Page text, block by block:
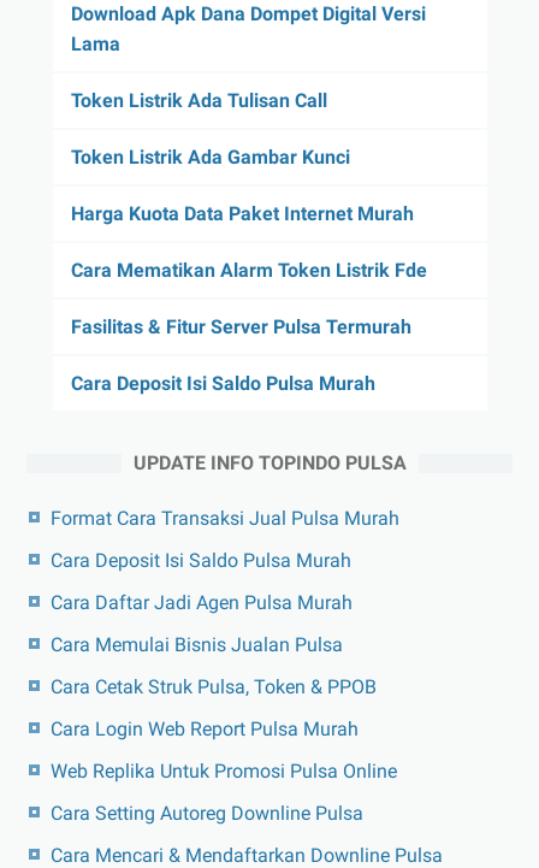
Download Apk Dana Dompet Digital Versi
Lama
Token Listrik Ada Tulisan Call
Token Listrik Ada Gambar Kunci
Harga Kuota Data Paket Internet Murah
Cara Mematikan Alarm Token Listrik Fde
Fasilitas & Fitur Server Pulsa Termurah
Cara Deposit Isi Saldo Pulsa Murah
UPDATE INFO TOPINDO PULSA
Format Cara Transaksi Jual Pulsa Murah
Cara Deposit Isi Saldo Pulsa Murah
Cara Daftar Jadi Agen Pulsa Murah
Cara Memulai Bisnis Jualan Pulsa
Cara Cetak Struk Pulsa, Token & PPOB
Cara Login Web Report Pulsa Murah
Web Replika Untuk Promosi Pulsa Online
Cara Setting Autoreg Downline Pulsa
Cara Mencari & Mendaftarkan Downline Pulsa